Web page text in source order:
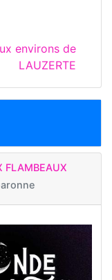
environs de
LAUZERTE
FLAMBEAUX